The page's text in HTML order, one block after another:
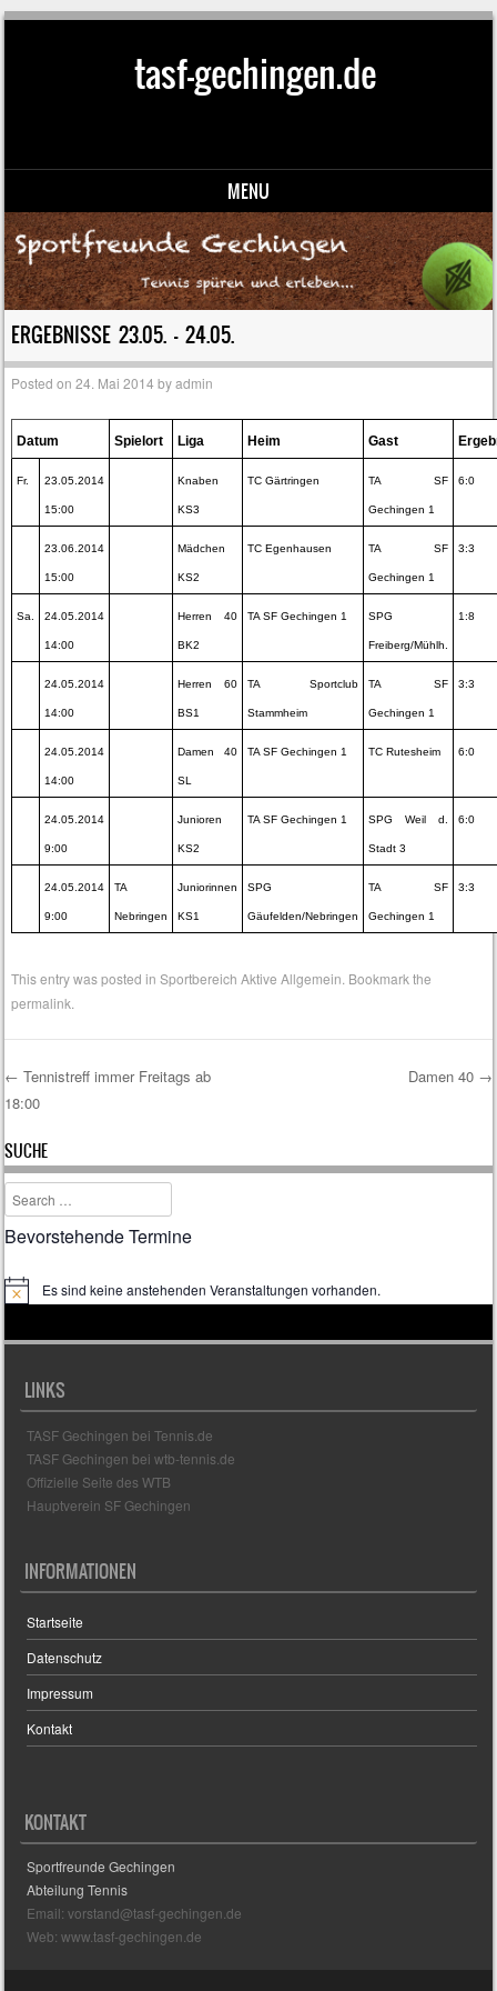
tasf-gechingen.de
MENU
Skip to content
ERGEBNISSE 23.05. – 24.05.
Posted on24. Mai 2014 byadmin
Datum Spielort Liga Heim Gast
Fr. 23.05.2014
15:00
Knaben
KS3
TC Gärtringen TA SF
Gechingen 1
6:0
23.06.2014
15:00
Mädchen
KS2
TC Egenhausen TA SF
Gechingen 1
3:3
Sa. 24.05.2014
14:00
Herren 40
BK2
TA SF Gechingen 1 SPG
Freiberg/Mühlh.
1:8
24.05.2014
14:00
Herren 60
BS1
TA Sportclub
Stammheim
TA SF
Gechingen 1
3:3
24.05.2014
14:00
Damen 40
SL
TA SF Gechingen 1 TC Rutesheim 6:0
24.05.2014
9:00
Junioren
KS2
TA SF Gechingen 1 SPG Weil d.
Stadt 3
6:0
24.05.2014
9:00
TA
Nebringen
Juniorinnen
KS1
SPG
Gäufelden/Nebringen
TA SF
Gechingen 1
3:3
This entry was posted inSportbereich Aktive Allgemein . Bookmark the
permalink
Post navigation
← Tennistreff immer Freitags ab
18:00
Damen 40 →
SUCHE
Search
Bevorstehende Termine
H
w
Es sind keine anstehenden Veranstaltungen vorhanden.
LINKS
TASF Gechingen bei Tennis.de
TASF Gechingen bei wtb-tennis.de
Offizielle Seite des WTB
Hauptverein SF Gechingen
INFORMATIONEN
Startseite
Datenschutz
Impressum
Kontakt
KONTAKT
Sportfreunde Gechingen
Abteilung Tennis
Email: vorstand@tasf-gechingen.de
Web: www.tasf-gechingen.de